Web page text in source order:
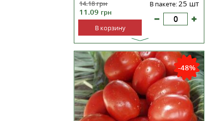
14.18грн
11.09 грн
В пакете:25 шт
В корзину
-48%
Ранний, высокоурожайный сорт,
предназначен для
промышленного выращивания.
Растение мощное, высотой 50-60
см. Плоды похожи на сливки,
однако очень прочные, красного
цвета, массой до 150 гр. Сорт
выделяется тем, что сохраняет